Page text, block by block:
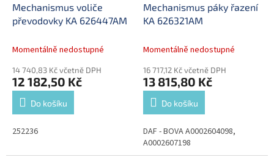
Mechanismus voliče
převodovky KA 626447AM
Momentálně nedostupné
14 740,83 Kč včetně DPH
12 182,50 Kč
Do košíku
252236
Mechanismus páky řazení
KA 626321AM
Momentálně nedostupné
16 717,12 Kč včetně DPH
13 815,80 Kč
Do košíku
DAF - BOVA A0002604098,
A0002607198